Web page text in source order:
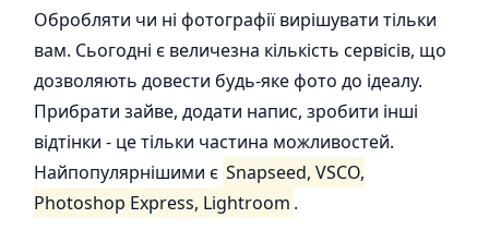
Обробляти чи ні фотографії вирішувати тільки
вам. Сьогодні є величезна кількість сервісів, що
дозволяють довести будь-яке фото до ідеалу.
Прибрати зайве, додати напис, зробити інші
відтінки - це тільки частина можливостей.
Найпопулярнішими є Snapseed, VSCO,
Photoshop Express, Lightroom .